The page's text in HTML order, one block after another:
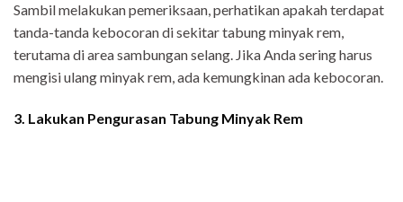
Sambil melakukan pemeriksaan, perhatikan apakah terdapat
tanda-tanda kebocoran di sekitar tabung minyak rem,
terutama di area sambungan selang. Jika Anda sering harus
mengisi ulang minyak rem, ada kemungkinan ada kebocoran.
3. Lakukan Pengurasan Tabung Minyak Rem